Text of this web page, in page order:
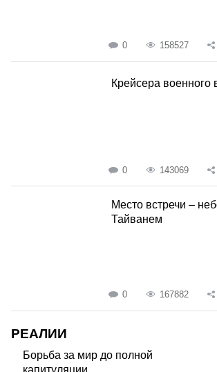
0 158527
Крейсера военного
0 143069
Место встречи –
Тайванем
0 167882
РЕАЛИИ
Борьба за мир до полной
капитуляции